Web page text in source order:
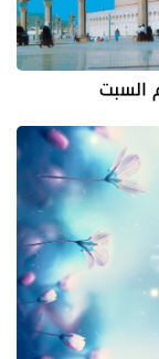
السبت